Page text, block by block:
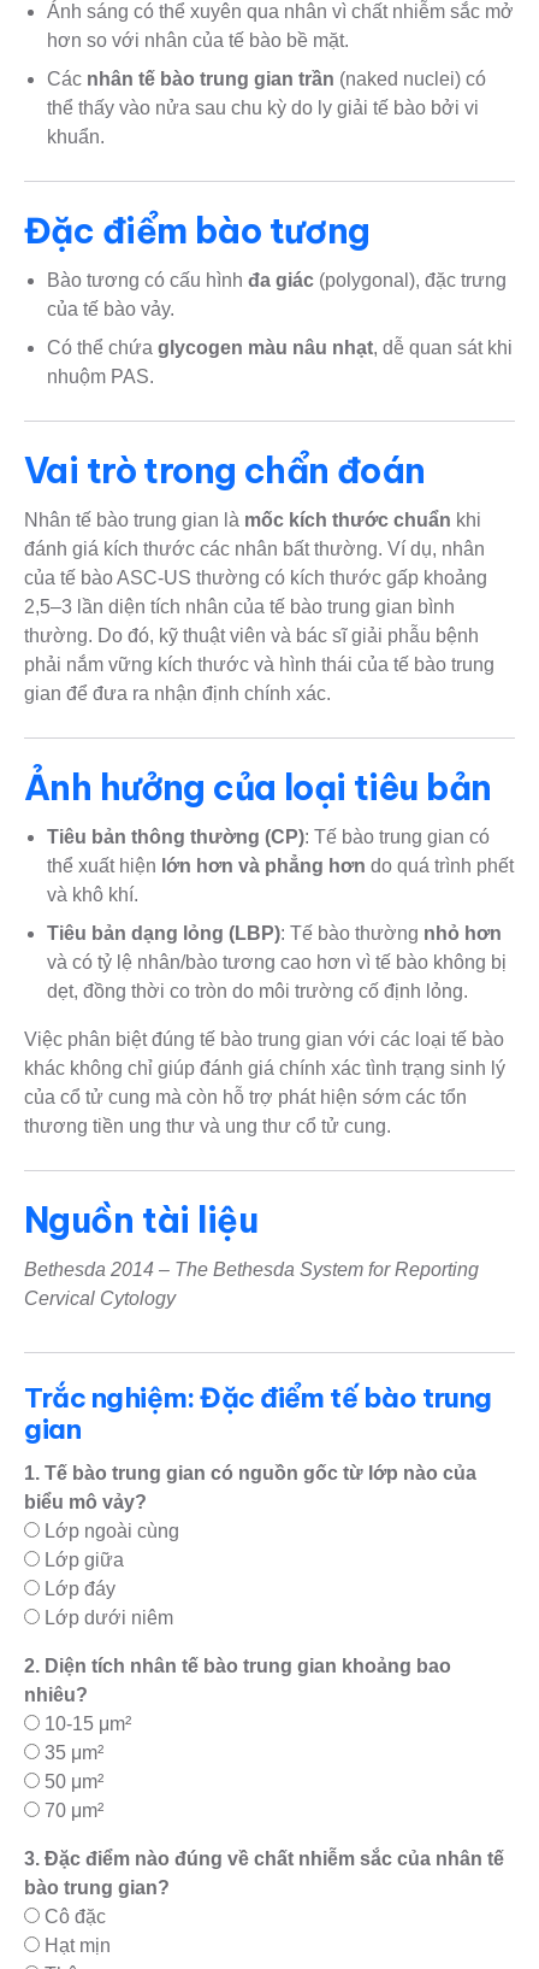
Ánh sáng có thể xuyên qua nhân vì chất nhiễm sắc mở
hơn so với nhân của tế bào bề mặt.
Các nhân tế bào trung gian trần (naked nuclei) có
thể thấy vào nửa sau chu kỳ do ly giải tế bào bởi vi
khuẩn.
Đặc điểm bào tương
Bào tương có cấu hìnhđa giác (polygonal), đặc trưng
của tế bào vảy.
Có thể chứaglycogen màu nâu nhạt, dễ quan sát khi
nhuộm PAS.
Vai trò trong chẩn đoán
Nhân tế bào trung gian là mốc kích thước chuẩn khi
đánh giá kích thước các nhân bất thường. Ví dụ, nhân
của tế bào ASC-US thường có kích thước gấp khoảng
2,5–3 lần diện tích nhân của tế bào trung gian bình
thường. Do đó, kỹ thuật viên và bác sĩ giải phẫu bệnh
phải nắm vững kích thước và hình thái của tế bào trung
gian để đưa ra nhận định chính xác.
Ảnh hưởng của loại tiêu bản
Tiêu bản thông thường (CP): Tế bào trung gian có
thể xuất hiện lớn hơn và phẳng hơn do quá trình phết
và khô khí.
Tiêu bản dạng lỏng (LBP): Tế bào thường nhỏ hơn
và có tỷ lệ nhân/bào tương cao hơn vì tế bào không bị
dẹt, đồng thời co tròn do môi trường cố định lỏng.
Việc phân biệt đúng tế bào trung gian với các loại tế bào
khác không chỉ giúp đánh giá chính xác tình trạng sinh lý
của cổ tử cung mà còn hỗ trợ phát hiện sớm các tổn
thương tiền ung thư và ung thư cổ tử cung.
Nguồn tài liệu
Bethesda 2014 – The Bethesda System for Reporting
Cervical Cytology
Trắc nghiệm: Đặc điểm tế bào trung
gian
1. Tế bào trung gian có nguồn gốc từ lớp nào của
biểu mô vảy?
Lớp ngoài cùng
Lớp giữa
Lớp đáy
Lớp dưới niêm
2. Diện tích nhân tế bào trung gian khoảng bao
nhiêu?
10-15 μm²
35 μm²
50 μm²
70 μm²
3. Đặc điểm nào đúng về chất nhiễm sắc của nhân tế
bào trung gian?
Cô đặc
Hạt mịn